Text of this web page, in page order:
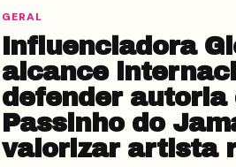
GERAL
Influenciadora
alcance
defender autoria
Passinho do
valorizar artista